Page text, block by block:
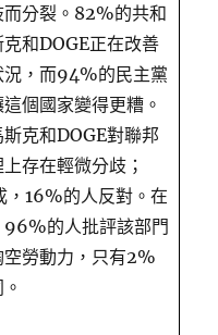
而分裂。82%的共和
和DOGE正在改善
況，而94%的民主黨
個國家變得更糟。
克和DOGE對聯邦
存在輕微分歧；
，16%的人反對。在
96%的人批評該部門
空勞動力，只有2%